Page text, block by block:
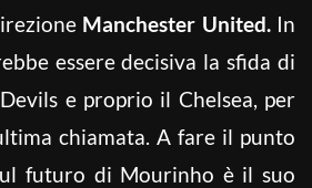
Manchester United.In
essere decisiva la sfida di
e proprio il Chelsea, per
chiamata. A fare il punto
futuro di Mourinho è il suo